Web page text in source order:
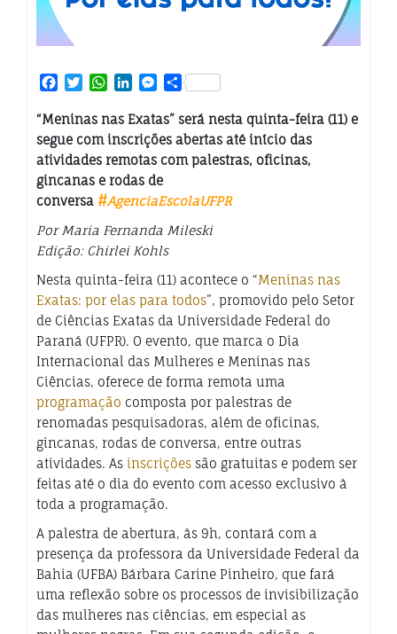
Facebook
TwitterWhatsApp
LinkedInMessenger
Share
“Meninas nas Exatas” será nesta quinta-feira (11) e
segue com inscrições abertas até início das
atividades remotas com palestras, oficinas,
gincanas e rodas de
conversa #AgenciaEscolaUFPR
Por Maria Fernanda Mileski
Edição: Chirlei Kohls
Nesta quinta-feira (11) acontece o “Meninas nas
Exatas: por elas para todos”, promovido pelo Setor
de Ciências Exatas da Universidade Federal do
Paraná (UFPR). O evento, que marca o Dia
Internacional das Mulheres e Meninas nas
Ciências, oferece de forma remota uma
programação composta por palestras de
renomadas pesquisadoras, além de oficinas,
gincanas, rodas de conversa, entre outras
atividades. As inscrições são gratuitas e podem ser
feitas até o dia do evento com acesso exclusivo à
toda a programação.
A palestra de abertura, às 9h, contará com a
presença da professora da Universidade Federal da
Bahia (UFBA) Bárbara Carine Pinheiro, que fará
uma reflexão sobre os processos de invisibilização
das mulheres nas ciências, em especial as